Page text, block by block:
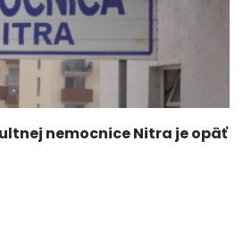
nemocnice Nitra je opäť